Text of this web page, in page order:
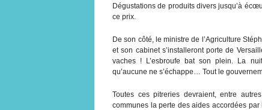
Dégustations de produits divers jusqu’à
ce prix.
De son côté, le ministre de l’Agriculture
et son cabinet s’installeront porte de
vaches ! L’esbroufe bat son plein. La
qu’aucune ne s’échappe… Tout le
Toutes ces pitreries devraient, entre
communes la perte des aides accordées